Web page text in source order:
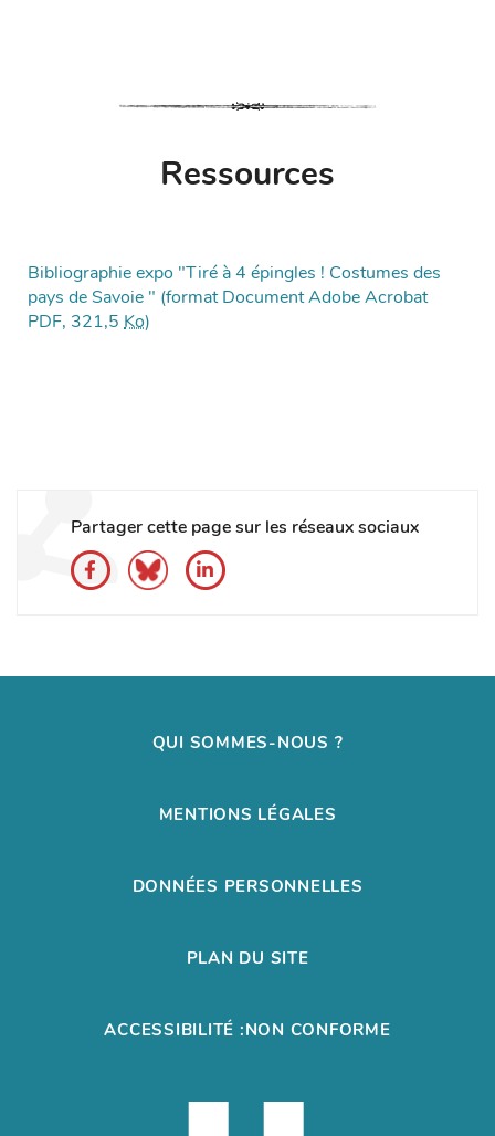
Ressources
Bibliographie expo "Tiré à 4 épingles ! Costumes des
pays de Savoie " (format Document Adobe Acrobat
PDF, 321,5 Ko)
Partager cette page sur les réseaux sociaux
QUI SOMMES-NOUS ?
MENTIONS LÉGALES
DONNÉES PERSONNELLES
PLAN DU SITE
ACCESSIBILITÉ :NON CONFORME